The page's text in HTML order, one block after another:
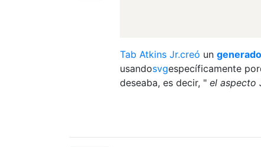
Tab Atkins Jr.creó un
usandosvgespecíficamente
deseaba, es decir, " el aspecto